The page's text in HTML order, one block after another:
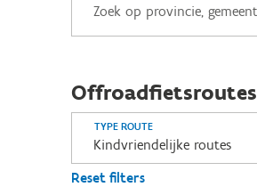
Offroadfietsroutes
TYPE ROUTE
Kindvriendelijke routes
Reset filters